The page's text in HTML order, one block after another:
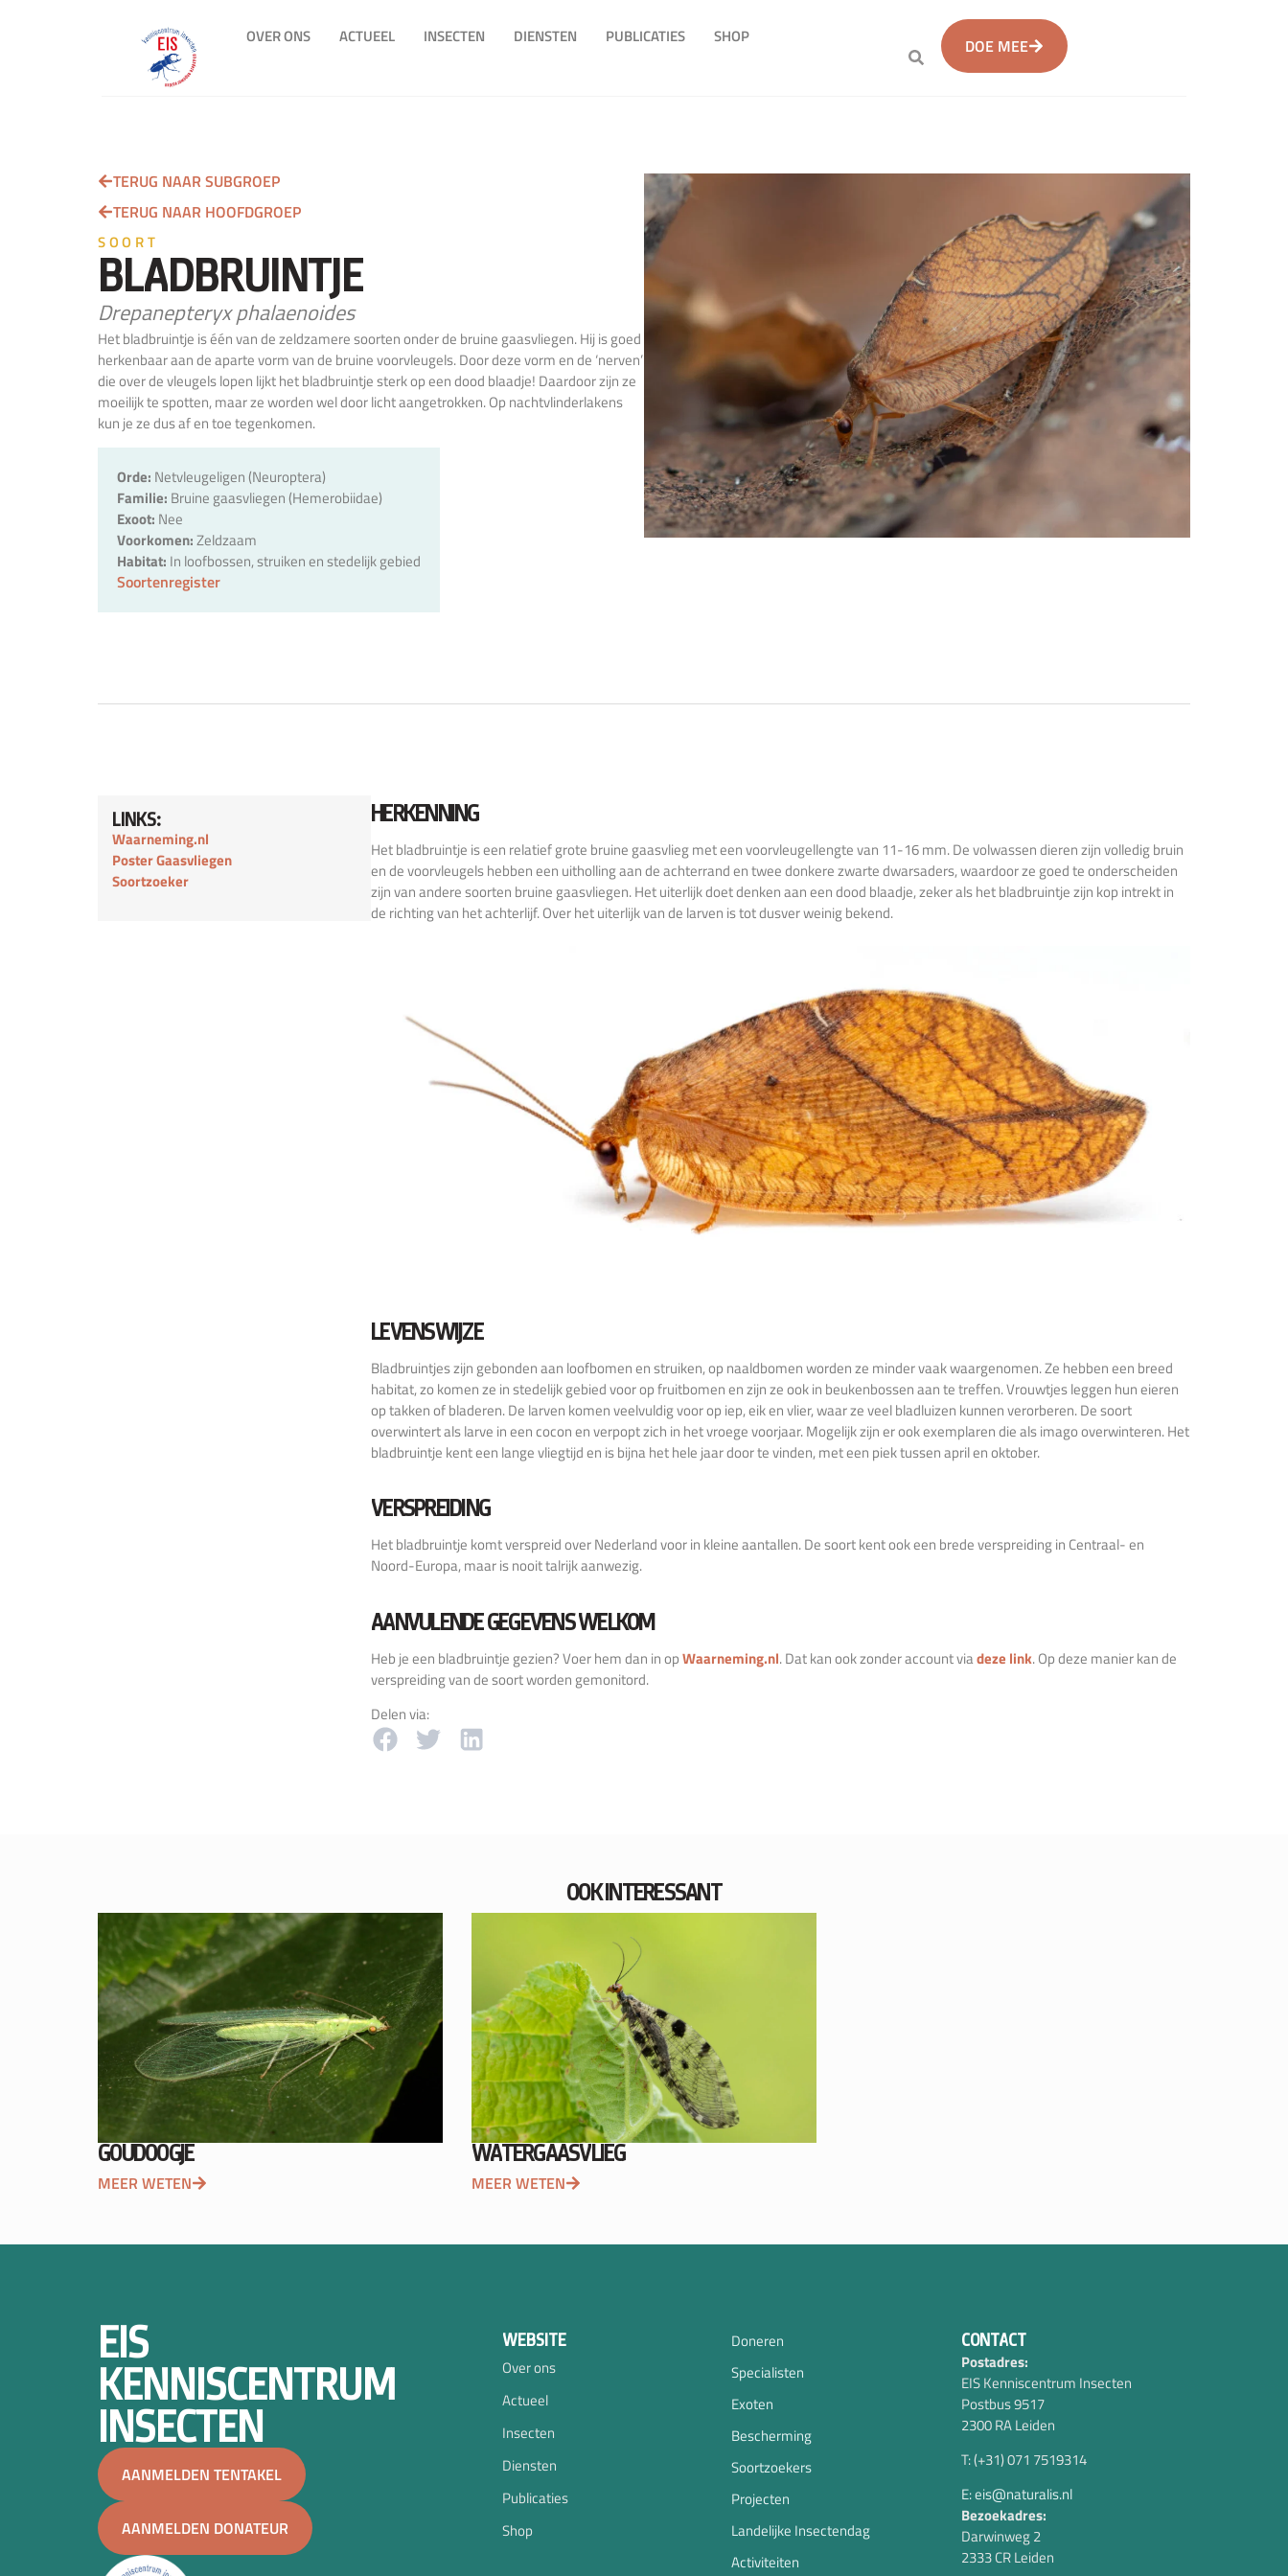
OVER ONS ACTUEEL INSECTEN DIENSTEN PUBLICATIES SHOP DOE MEE
TERUG NAAR SUBGROEP
TERUG NAAR HOOFDGROEP
SOORT
BLADBRUINTJE
Drepanepteryx phalaenoides
Het bladbruintje is één van de zeldzamere soorten onder de bruine gaasvliegen. Hij is goed
herkenbaar aan de aparte vorm van de bruine voorvleugels. Door deze vorm en de ‘nerven’
die over de vleugels lopen lijkt het bladbruintje sterk op een dood blaadje! Daardoor zijn ze
moeilijk te spotten, maar ze worden wel door licht aangetrokken. Op nachtvlinderlakens
kun je ze dus af en toe tegenkomen.
Orde: Netvleugeligen (Neuroptera)
Familie: Bruine gaasvliegen (Hemerobiidae)
Exoot: Nee
Voorkomen:Zeldzaam
Habitat: In loofbossen, struiken en stedelijk gebied
Soortenregister
LINKS:
Waarneming.nl
Poster Gaasvliegen
Soortzoeker
HERKENNING
Het bladbruintje is een relatief grote bruine gaasvlieg met een voorvleugellengte van 11-16 mm. De volwassen dieren zijn volledig bruin
en de voorvleugels hebben een uitholling aan de achterrand en twee donkere zwarte dwarsaders, waardoor ze goed te onderscheiden
zijn van andere soorten bruine gaasvliegen. Het uiterlijk doet denken aan een dood blaadje, zeker als het bladbruintje zijn kop intrekt in
de richting van het achterlijf. Over het uiterlijk van de larven is tot dusver weinig bekend.
LEVENSWIJZE
Bladbruintjes zijn gebonden aan loofbomen en struiken, op naaldbomen worden ze minder vaak waargenomen. Ze hebben een breed
habitat, zo komen ze in stedelijk gebied voor op fruitbomen en zijn ze ook in beukenbossen aan te treffen. Vrouwtjes leggen hun eieren
op takken of bladeren. De larven komen veelvuldig voor op iep, eik en vlier, waar ze veel bladluizen kunnen verorberen. De soort
overwintert als larve in een cocon en verpopt zich in het vroege voorjaar. Mogelijk zijn er ook exemplaren die als imago overwinteren. Het
bladbruintje kent een lange vliegtijd en is bijna het hele jaar door te vinden, met een piek tussen april en oktober.
VERSPREIDING
Het bladbruintje komt verspreid over Nederland voor in kleine aantallen. De soort kent ook een brede verspreiding in Centraal- en
Noord-Europa, maar is nooit talrijk aanwezig.
AANVULENDE GEGEVENS WELKOM
Heb je een bladbruintje gezien? Voer hem dan in opWaarneming.nl. Dat kan ook zonder account viadeze link. Op deze manier kan de
verspreiding van de soort worden gemonitord.
Delen via:
OOK INTERESSANT
GOUDOOGJE
MEER WETEN
WATERGAASVLIEG
MEER WETEN
EIS
KENNISCENTRUM
INSECTEN
AANMELDEN TENTAKEL
AANMELDEN DONATEUR
WEBSITE
Over ons
Actueel
Insecten
Diensten
Publicaties
Shop
Doneren
Specialisten
Exoten
Bescherming
Soortzoekers
Projecten
Landelijke Insectendag
Activiteiten
CONTACT
Postadres:
EIS Kenniscentrum Insecten
Postbus 9517
2300 RA Leiden
T: (+31) 071 7519314
E: eis@naturalis.nl
Bezoekadres:
Darwinweg 2
2333 CR Leiden